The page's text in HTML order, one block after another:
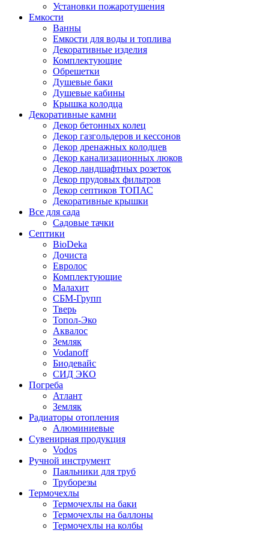
Установки пожаротушения
Емкости
Ванны
Емкости для воды и топлива
Декоративные изделия
Комплектующие
Обрешетки
Душевые баки
Душевые кабины
Крышка колодца
Декоративные камни
Декор бетонных колец
Декор газгольдеров и кессонов
Декор дренажных колодцев
Декор канализационных люков
Декор ландшафтных розеток
Декор прудовых фильтров
Декор септиков ТОПАС
Декоративные крышки
Все для сада
Садовые тачки
Септики
BioDeka
Дочиста
Евролос
Комплектующие
Малахит
СБМ-Групп
Тверь
Топол-Эко
Аквалос
Земляк
Vodanoff
Биодевайс
СИД ЭКО
Погреба
Атлант
Земляк
Радиаторы отопления
Алюминиевые
Сувенирная продукция
Vodos
Ручной инструмент
Паяльники для труб
Труборезы
Термочехлы
Термочехлы на баки
Термочехлы на баллоны
Термочехлы на колбы